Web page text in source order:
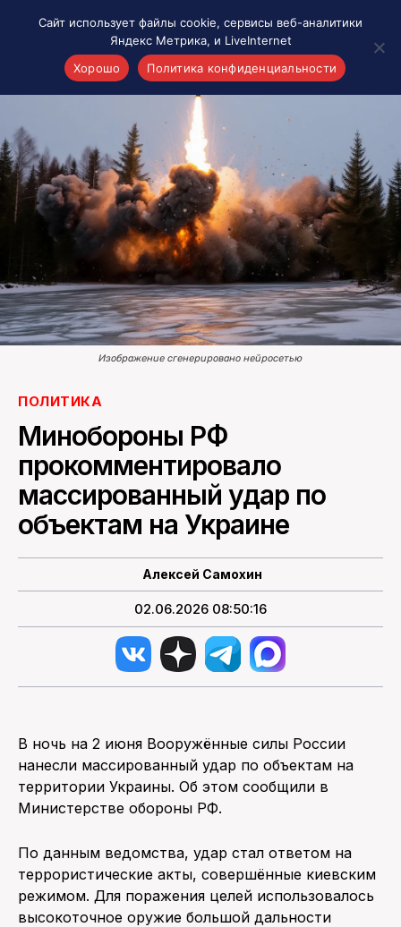
Материалы о Рязани и области
Проекты 7 инфо
Здоровье
Интересное
Новости кино и ТВ
Новости России
Политика
Новости мира
Все материалы 7инфо
ПОИСК ПО САЙТУ
Изображение сгенерировано нейросетью
ПОЛИТИКА
Минобороны РФ
прокомментировало
массированный удар по
объектам на Украине
Алексей Самохин
02.06.2026 08:50:16
В ночь на 2 июня Вооружённые силы России
нанесли массированный удар по объектам на
территории Украины. Об этом сообщили в
Министерстве обороны РФ.
По данным ведомства, удар стал ответом на
террористические акты, совершённые киевским
режимом. Для поражения целей использовалось
высокоточное оружие большой дальности
Сайт использует файлы cookie, сервисы веб-аналитики
Яндекс Метрика, и LiveInternet
Хорошо
Политика конфиденциальности